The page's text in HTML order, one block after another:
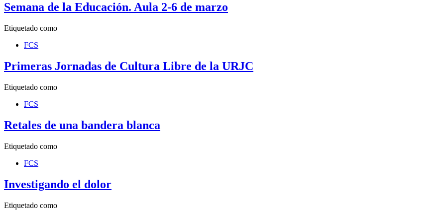
Semana de la Educación. Aula 2-6 de marzo
Etiquetado como
FCS
Primeras Jornadas de Cultura Libre de la URJC
Etiquetado como
FCS
Retales de una bandera blanca
Etiquetado como
FCS
Investigando el dolor
Etiquetado como